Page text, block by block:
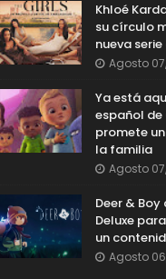
Khloé
su círculo
nueva
Agosto
Ya está
español de
promete
la familia
Agosto
Deer &
Deluxe
un
Agosto